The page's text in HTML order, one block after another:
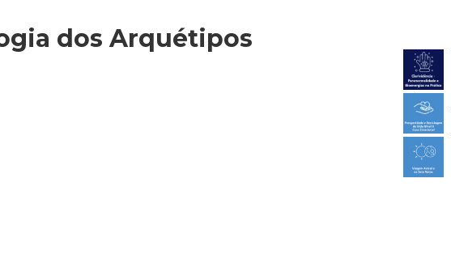
dos Arquétipos